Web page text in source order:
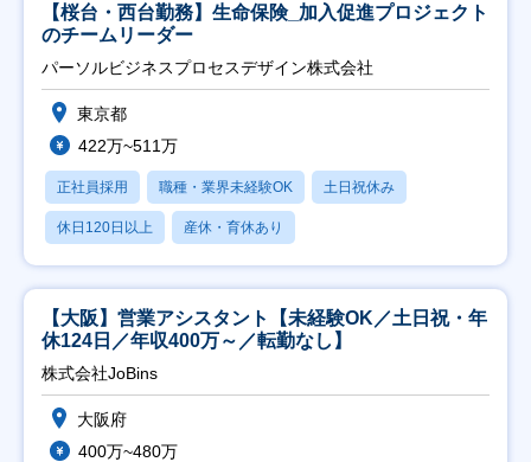
【桜台・西台勤務】生命保険_加入促進プロジェクト
のチームリーダー
パーソルビジネスプロセスデザイン株式会社
東京都
422万~511万
正社員採用 職種・業界未経験OK 土日祝休み
休日120日以上 産休・育休あり
【大阪】営業アシスタント【未経験OK／土日祝・年
休124日／年収400万～／転勤なし】
株式会社JoBins
大阪府
400万~480万